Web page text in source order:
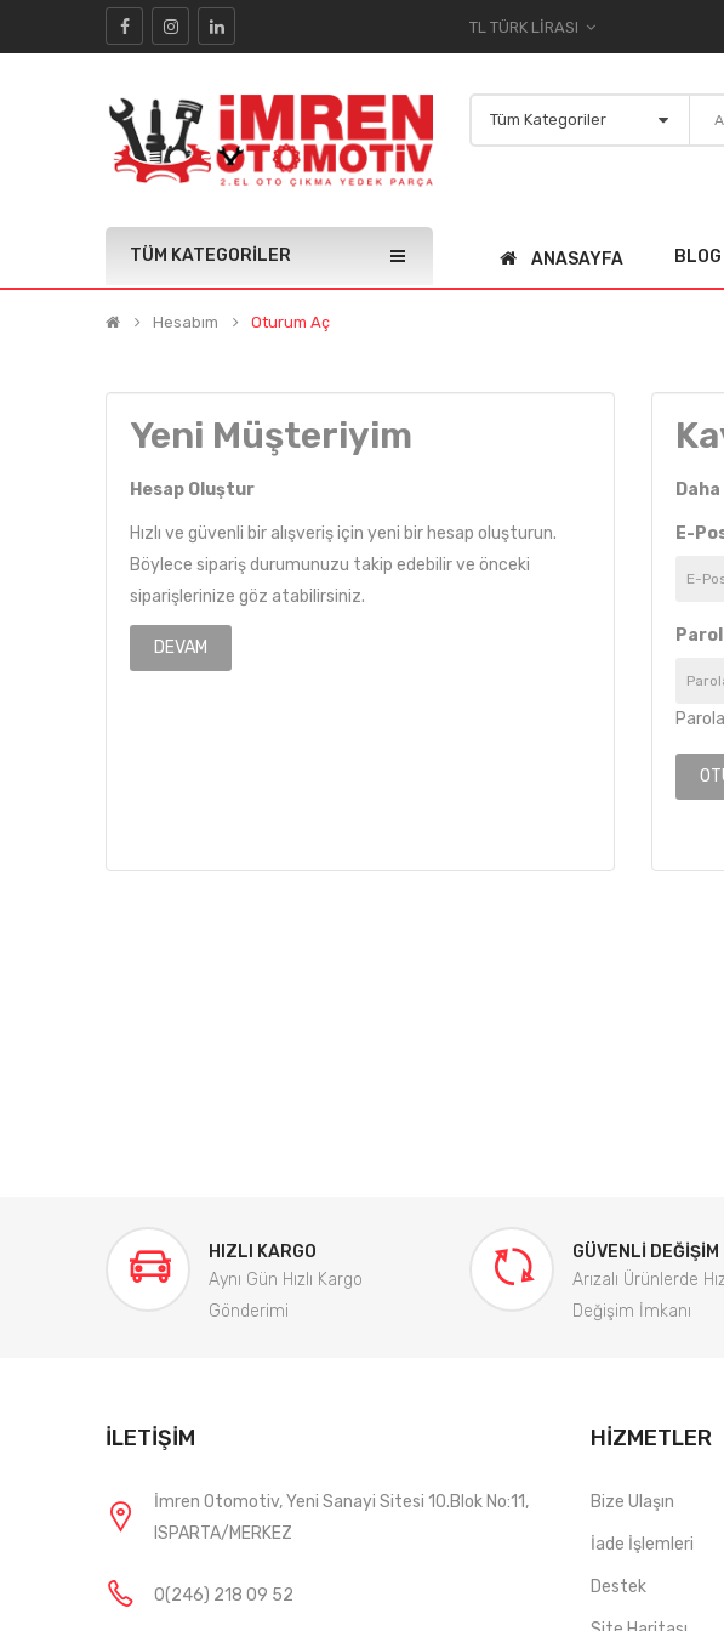
TÜM KATEGORILER ANASAYFA BLOG
Hesabım Oturum Aç
Yeni Müşteriyim
Hesap Oluştur
Hızlı ve güvenli bir alışveriş için yeni bir hesap oluşturun.
Böylece sipariş durumunuzu takip edebilir ve önceki
siparişlerinize göz atabilirsiniz.
DEVAM
E-
HIZLI KARGO
Aynı Gün Hızlı Kargo
Gönderimi
GÜVENLI DEĞIŞIM
Arızalı Ürünlerde
Değişim İmkanı
İLETIŞIM
İmren Otomotiv, Yeni Sanayi Sitesi 10.Blok No:11,
ISPARTA/MERKEZ
0(246) 218 09 52
HIZMETLER
Bize Ulaşın
İade İşlemleri
Destek